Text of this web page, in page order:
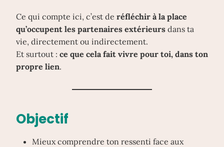
Ce qui compte ici, c’est de réfléchir à la place
qu’occupent les partenaires extérieurs dans ta
vie, directement ou indirectement.
Et surtout : ce que cela fait vivre pour toi, dans ton
propre lien.
Objectif
Mieux comprendre ton ressenti face aux